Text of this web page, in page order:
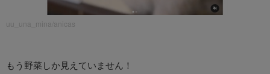
uu_una_mina/anicas
もう野菜しか見えていません！